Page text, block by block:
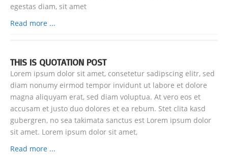
egestas diam, sit amet
Read more ...
THIS IS QUOTATION POST
Lorem ipsum dolor sit amet, consetetur sadipscing elitr, sed
diam nonumy eirmod tempor invidunt ut labore et dolore
magna aliquyam erat, sed diam voluptua. At vero eos et
accusam et justo duo dolores et ea rebum. Stet clita kasd
gubergren, no sea takimata sanctus est Lorem ipsum dolor
sit amet. Lorem ipsum dolor sit amet,
Read more ...